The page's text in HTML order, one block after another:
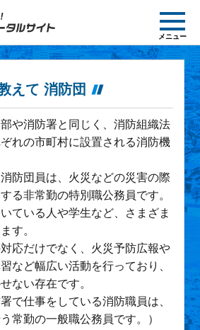
防団!
ポー
メニュー
えて 消防団
や消防署と同じく、消防組織法
れの市町村に設置される消防機
防団員は、火災などの災害の際
る非常勤の特別職公務員です。
ている人や学生など、さまざま
す。
応だけでなく、火災予防広報や
など幅広い活動を行っており、
ない存在です。
で仕事をしている消防職員は、
常勤の一般職公務員です。）